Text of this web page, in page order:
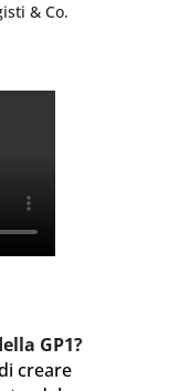
& Co.
GP1?
creare